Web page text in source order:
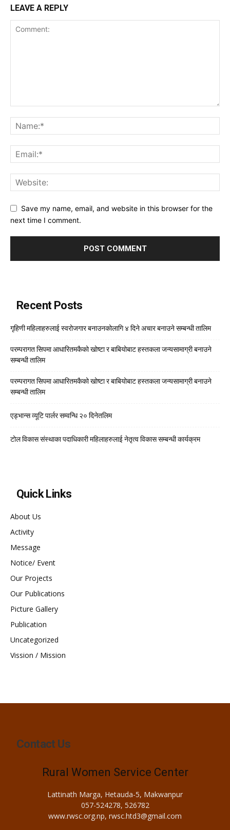
LEAVE A REPLY
Save my name, email, and website in this browser for the
next time I comment.
Recent Posts
गृहिणी महिलाहरुलाई स्वरोजगार बनाउनकोलागि ४ दिने अचार बनाउने सम्बन्धी तालिम
परम्परागत सिपमा आधारितमकैको खोष्टा र बाबियोबाट हस्तकला जन्यसामाग्री बनाउने
सम्बन्धी तालिम
परम्परागत सिपमा आधारितमकैको खोष्टा र बाबियोबाट हस्तकला जन्यसामाग्री बनाउने
सम्बन्धी तालिम
एड्भान्स व्यूटि पार्लर सम्वन्धि २० दिनेतलिम
टोल विकास संस्थाका पदाधिकारी महिलाहरुलाई नेतृत्व विकास सम्बन्धी कार्यक्रम
Quick Links
About Us
Activity
Message
Notice/ Event
Our Projects
Our Publications
Picture Gallery
Publication
Uncategorized
Vission / Mission
Contact Us
Rural Women Service Center
Lattinath Marga, Hetauda-5, Makwanpur
057-524278, 526782
www.rwsc.org.np, rwsc.htd3@gmail.com